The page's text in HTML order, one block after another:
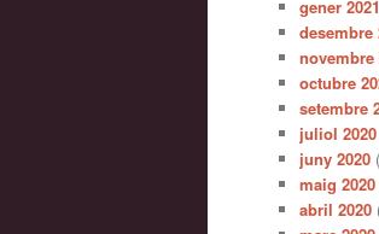
gener 2021
desembre
novembre
octubre
setembre
juliol 2020
juny 2020
maig 2020
abril 2020